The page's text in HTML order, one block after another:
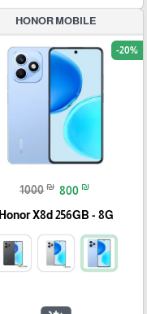
HONOR MOBILE
-20%
1000 ₪ 800 ₪
Honor X8d 256GB - 8G